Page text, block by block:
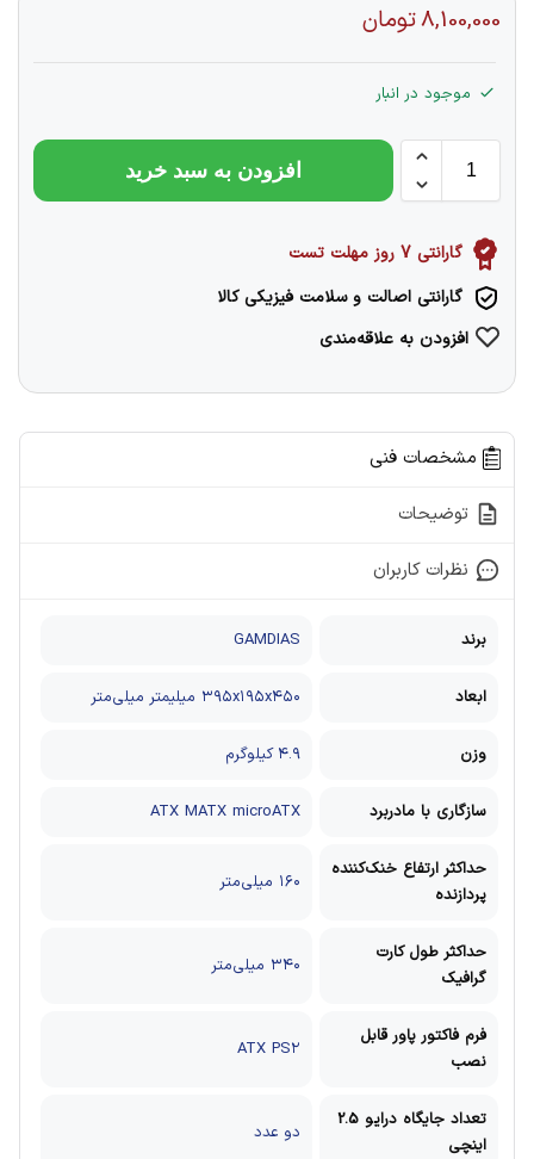
8,100,000تومان
موجود در انبار
افزودن به سبد خرید
گارانتی 7 روز مهلت تست
گارانتی اصالت و سلامت فیزیکی کالا
افزودن به علاقه‌مندی
مشخصات فنی
توضیحات
نظرات کاربران
برند GAMDIAS
ابعاد ۳۹۵x۱۹۵x۴۵۰ میلیمتر میلی‌متر
وزن ۴.۹ کیلوگرم
سازگاری با مادربرد ATX MATX microATX
حداکثر ارتفاع خنک‌کننده
پردازنده
۱۶۰ میلی‌متر
حداکثر طول کارت
گرافیک
۳۴۰ میلی‌متر
فرم فاکتور پاور قابل
نصب
ATX PS۲
تعداد جایگاه درایو 2.5
اینچی
دو عدد